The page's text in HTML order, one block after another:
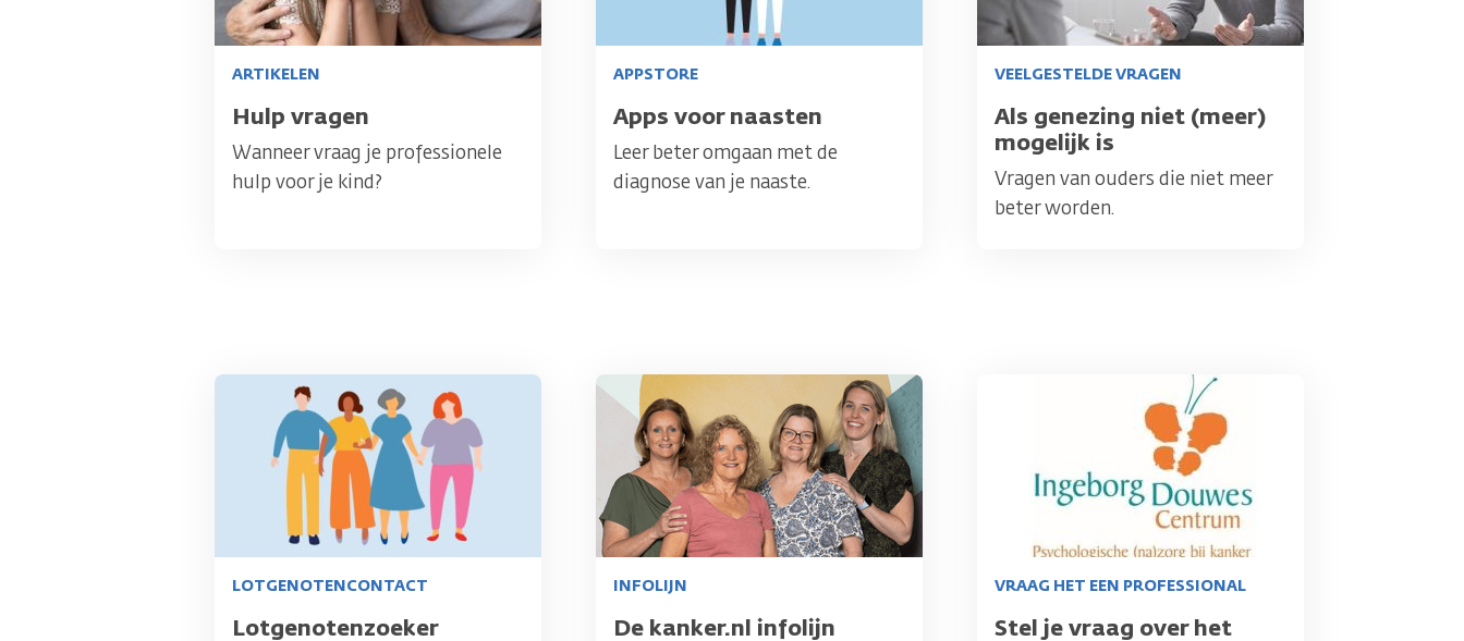
ARTIKELEN
Titel
Hulp vragen
Wanneer vraag je professionele
hulp voor je kind?
APPSTORE
Titel
Apps voor naasten
Leer beter omgaan met de
diagnose van je naaste.
VEELGESTELDE VRAGEN
Titel
Als genezing niet (meer)
mogelijk is
Vragen van ouders die niet meer
beter worden.
Afbeelding
LOTGENOTENCONTACT
Titel
Lotgenotenzoeker
Afbeelding
INFOLIJN
Titel
De kanker.nl infolijn
VRAAG HET EEN PROFESSIONAL
Titel
Stel je vraag over het